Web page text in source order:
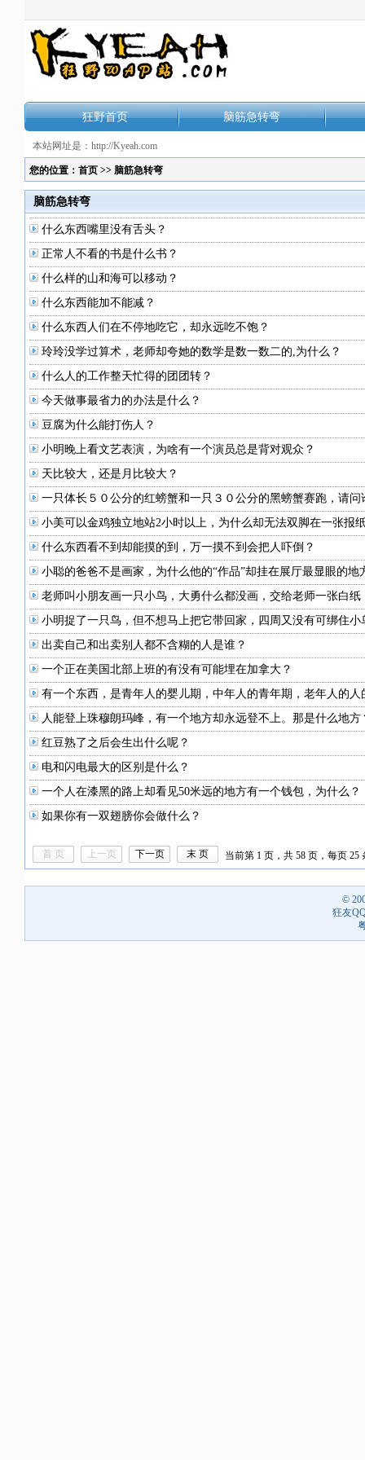
狂野首页 脑筋急转弯
本站网址是：http://Kyeah.com
您的位置： 首页 >> 脑筋急转弯
脑筋急转弯
什么东西嘴里没有舌头？
正常人不看的书是什么书？
什么样的山和海可以移动？
什么东西能加不能减？
什么东西人们在不停地吃它，却永远吃不饱？
玲玲没学过算术，老师却夸她的数学是数一数二的,为什么？
什么人的工作整天忙得的团团转？
今天做事最省力的办法是什么？
豆腐为什么能打伤人？
小明晚上看文艺表演，为啥有一个演员总是背对观众？
天比较大，还是月比较大？
一只体长５０公分的红螃蟹和一只３０公分的黑螃蟹赛跑，请问
小美可以金鸡独立地站2小时以上，为什么却无法双脚在一张报
什么东西看不到却能摸的到，万一摸不到会把人吓倒？
小聪的爸爸不是画家，为什么他的“作品”却挂在展厅最显眼的地
老师叫小朋友画一只小鸟，大勇什么都没画，交给老师一张白
小明捉了一只鸟，但不想马上把它带回家，四周又没有可绑住
出卖自己和出卖别人都不含糊的人是谁？
一个正在美国北部上班的有没有可能埋在加拿大？
有一个东西，是青年人的婴儿期，中年人的青年期，老年人的
人能登上珠穆朗玛峰，有一个地方却永远登不上。那是什么地方
红豆熟了之后会生出什么呢？
电和闪电最大的区别是什么？
一个人在漆黑的路上却看见50米远的地方有一个钱包，为什么？
如果你有一双翅膀你会做什么？
首 页 上一页 下一页 末 页 当前第 1 页，共 58 页，每页 25
©
狂友